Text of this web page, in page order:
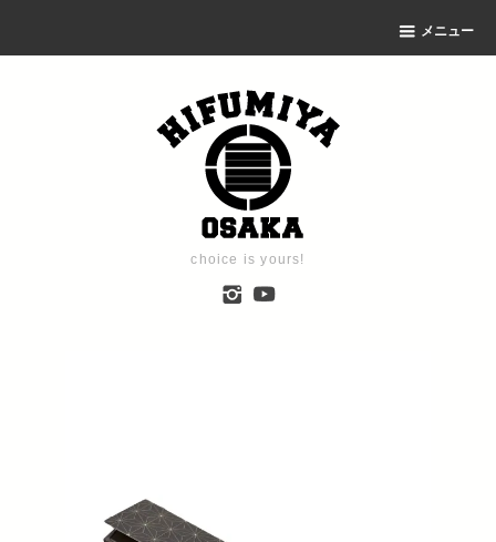
メニュー
choice is yours!